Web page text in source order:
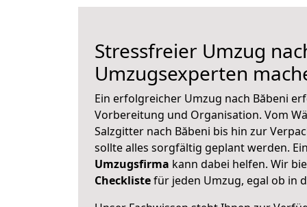
Stressfreier Umzug
Umzugsexperten
Ein erfolgreicher Umzug nach Băbeni
Vorbereitung und Organisation. Vom
Salzgitter nach Băbeni bis hin zur
sollte alles sorgfältig geplant werden.
Umzugsfirma kann dabei helfen. Wir
Checklistefür jeden Umzug, egal ob in